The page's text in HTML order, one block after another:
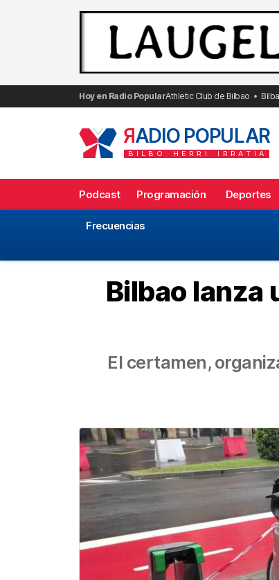
Hoy en Radio PopularAthletic Club de Bilbao
RADIO POPULAR
BILBO HERRI IRRATIA
Podcast Programación Deportes
Frecuencias
Bilbao lanza
El certamen,